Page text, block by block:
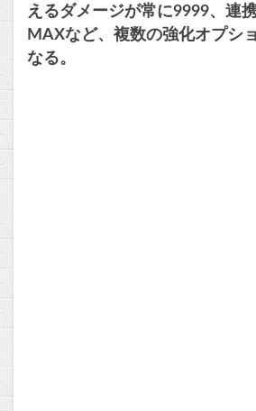
えるダメージが常に9999、連
MAXなど、複数の強化オプシ
なる。